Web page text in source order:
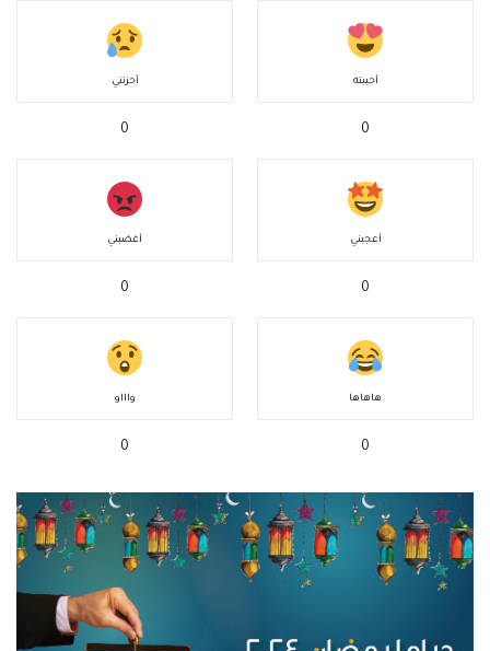
أحببته
0
أحزنني
0
أعجبني
0
أغضبني
0
هاهاها
0
واااو
0